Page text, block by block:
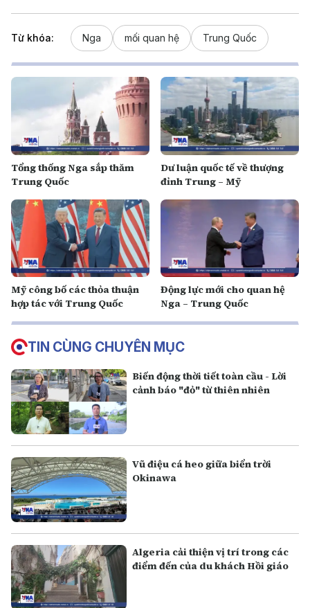
Từ khóa: Nga mối quan hệ Trung Quốc
Tổng thống Nga sắp thăm
Trung Quốc
Dư luận quốc tế về thượng
đỉnh Trung – Mỹ
Mỹ công bố các thỏa thuận
hợp tác với Trung Quốc
Động lực mới cho quan hệ
Nga – Trung Quốc
TIN CÙNG CHUYÊN MỤC
Biến động thời tiết toàn cầu - Lời
cảnh báo "đỏ" từ thiên nhiên
Vũ điệu cá heo giữa biển trời
Okinawa
Algeria cải thiện vị trí trong các
điểm đến của du khách Hồi giáo